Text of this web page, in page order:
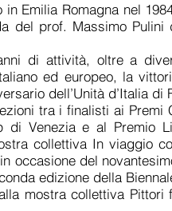
Emilia Romagna nel
del prof. Massimo Pulini
di attività, oltre a
ed europeo, la
dell’Unità d’Italia
tra i finalisti ai Premi
di Venezia e al Premio
collettiva In viaggio
occasione del
edizione della
mostra collettiva Pittori